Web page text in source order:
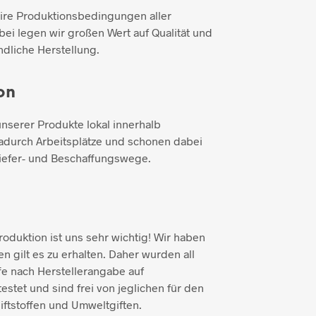
Produktionsbedingungen aller
legen wir großen Wert auf Qualität und
Herstellung.
Produkte lokal innerhalb
Arbeitsplätze und schonen dabei
und Beschaffungswege.
ist uns sehr wichtig! Wir haben
gilt es zu erhalten. Daher wurden all
nach Herstellerangabe auf
und sind frei von jeglichen für den
und Umweltgiften.